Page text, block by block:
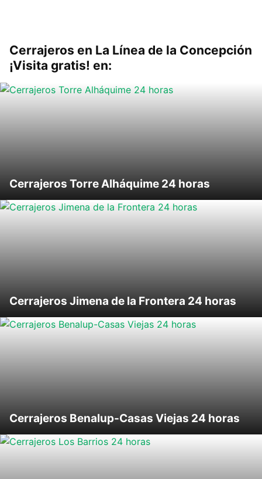
Cerrajeros en La Línea de la Concepción
¡Visita gratis! en:
Cerrajeros Torre Alháquime 24 horas
Cerrajeros Jimena de la Frontera 24 horas
Cerrajeros Benalup-Casas Viejas 24 horas